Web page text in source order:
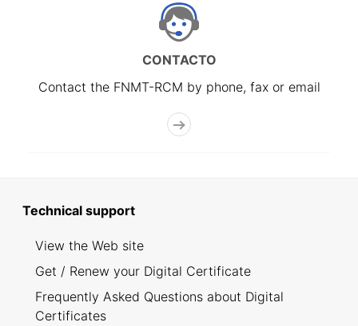
CONTACTO
Contact the FNMT-RCM by phone, fax or email
Technical support
View the Web site
Get / Renew your Digital Certificate
Frequently Asked Questions about Digital
Certificates